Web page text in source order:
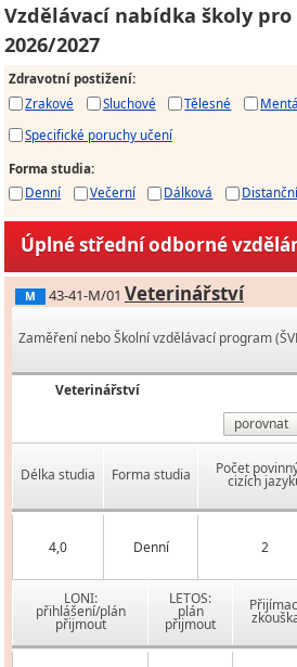
Vzdělávací nabídka školy
2026/2027
Zdravotní postižení:
Zrakové
Sluchové Tělesné
Specifické poruchy učení
Forma studia:
Denní
Večerní Dálková Distanční
Úplné střední odborné
M 43-41-M/01 Veterinářství
Zaměření nebo Školní vzdělávací program
Veterinářství
porovnat
Délka studia Forma studia Počet
cizích
4,0 Denní 2
LONI:
přihlášení/plán
přijmout
LETOS:
plán
přijmout